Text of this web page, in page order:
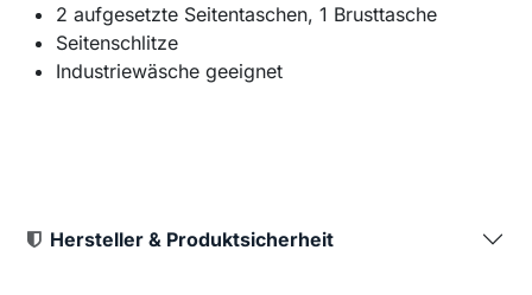
2 aufgesetzte Seitentaschen, 1 Brusttasche
Seitenschlitze
Industriewäsche geeignet
Hersteller & Produktsicherheit